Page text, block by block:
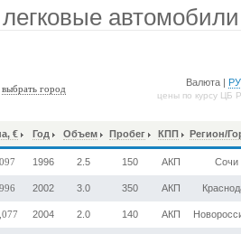
выбрать город
Валюта |
цены по курсу ЦБ
€ Год Объем Пробег КПП Регион/
1996 2.5 150 АКП Сочи
2002 3.0 350 АКП
2004 2.0 140 АКП